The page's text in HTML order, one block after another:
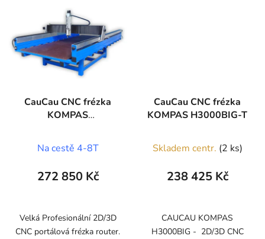
CauCau CNC frézka
KOMPAS
(2050x3000)
Na cestě 4-8T
272 850 Kč
Velká Profesionální 2D/3D
CNC portálová frézka router.
CauCau CNC frézka
KOMPAS H3000BIG-T
Skladem centr. (2 ks)
238 425 Kč
CAUCAU KOMPAS
H3000BIG - 2D/3D CNC